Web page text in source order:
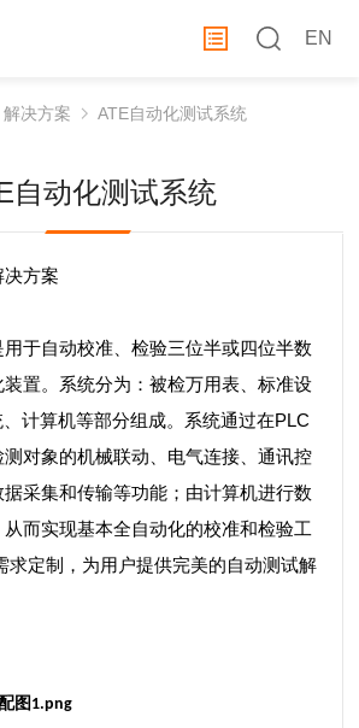
EN
解决方案 ATE自动化测试系统
自动化测试系统
决方案
于自动校准、检验三位半或四位半数
置。系统分为：被检万用表、标准设
计算机等部分组成。系统通过在PLC
对象的机械联动、电气连接、通讯控
采集和传输等功能；由计算机进行数
而实现基本全自动化的校准和检验工
求定制，为用户提供完美的自动测试解